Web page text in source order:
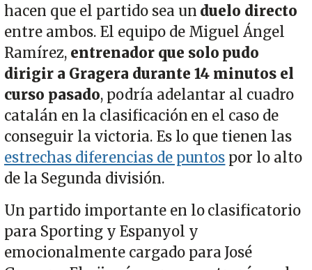
hacen que el partido sea un duelo directo
entre ambos. El equipo de Miguel Ángel
Ramírez, entrenador que solo pudo
dirigir a Gragera durante 14 minutos el
curso pasado, podría adelantar al cuadro
catalán en la clasificación en el caso de
conseguir la victoria. Es lo que tienen las
estrechas diferencias de puntos por lo alto
de la Segunda división.
Un partido importante en lo clasificatorio
para Sporting y Espanyol y
emocionalmente cargado para José